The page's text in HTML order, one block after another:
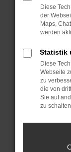
Starte
Das
Probleme
sind.
Veraltete
führen,
Wende
Wenn du
hast,
Diese
der
Maps,
werden
Statistik
Diese
Webseite
zu
die von
Sie auf
zu